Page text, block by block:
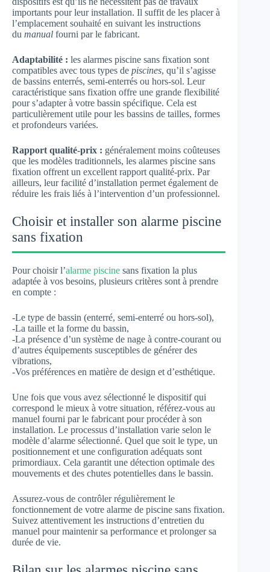
importants pour leur installation. Il suffit de les placer à
l’emplacement souhaité en suivant les instructions
du manual fourni par le fabricant.
Adaptabilité : les alarmes piscine sans fixation sont
compatibles avec tous types de piscines, qu’il s’agisse
de bassins enterrés, semi-enterrés ou hors-sol. Leur
caractéristique sans fixation offre une grande flexibilité
pour s’adapter à votre bassin spécifique. Cela est
particulièrement utile pour les bassins de tailles, formes
et profondeurs variées.
Rapport qualité-prix : généralement moins coûteuses
que les modèles traditionnels, les alarmes piscine sans
fixation offrent un excellent rapport qualité-prix. Par
ailleurs, leur facilité d’installation permet également de
réduire les frais liés à l’intervention d’un professionnel.
Choisir et installer son alarme piscine
sans fixation
Pour choisir l’alarme piscine sans fixation la plus
adaptée à vos besoins, plusieurs critères sont à prendre
en compte :
-Le type de bassin (enterré, semi-enterré ou hors-sol),
-La taille et la forme du bassin,
-La présence d’un système de nage à contre-courant ou
d’autres équipements susceptibles de générer des
vibrations,
-Vos préférences en matière de design et d’esthétique.
Une fois que vous avez sélectionné le dispositif qui
correspond le mieux à votre situation, référez-vous au
manuel fourni par le fabricant pour procéder à son
installation. Le processus d’installation varie selon le
modèle d’alarme sélectionné. Quel que soit le type, un
positionnement et une configuration adéquats sont
primordiaux. Cela garantit une détection optimale des
mouvements et des chutes potentielles dans le bassin.
Assurez-vous de contrôler régulièrement le
fonctionnement de votre alarme de piscine sans fixation.
Suivez attentivement les instructions d’entretien du
manuel pour maintenir sa performance et prolonger sa
durée de vie.